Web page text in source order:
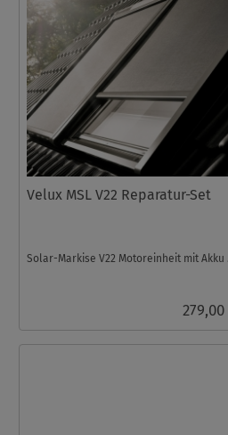
Velux MSL V22 Reparatur-Set
Solar-Markise V22 Motoreinheit mit Akku